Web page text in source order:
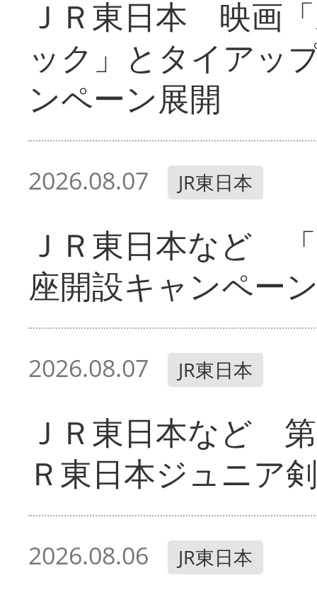
ＪＲ東日本 映画
ック」とタイアッ
ンペーン展開
2026.08.07 JR東日本
ＪＲ東日本など
座開設キャンペー
2026.08.07 JR東日本
ＪＲ東日本など
Ｒ東日本ジュニア
2026.08.06 JR東日本